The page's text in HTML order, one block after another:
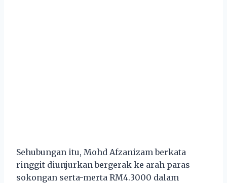
Sehubungan itu, Mohd Afzanizam berkata
ringgit diunjurkan bergerak ke arah paras
sokongan serta-merta RM4.3000 dalam